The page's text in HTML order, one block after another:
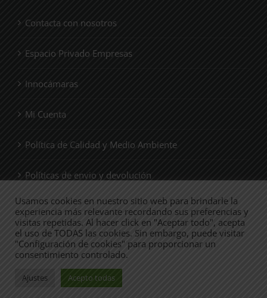
Contacta con nosotros
Espacio Privado Empresas
Innocámaras
Mi Cuenta
Política de Calidad y Medio Ambiente
Políticas de envio y devolución
Quienes Somos
Tienda
Usamos cookies en nuestro sitio web para brindarle la
experiencia más relevante recordando sus preferencias y
visitas repetidas. Al hacer click en "Aceptar todo", acepta
el uso de TODAS las cookies. Sin embargo, puede visitar
"Configuración de cookies" para proporcionar un
consentimiento controlado.
Ajustes Acepto todas